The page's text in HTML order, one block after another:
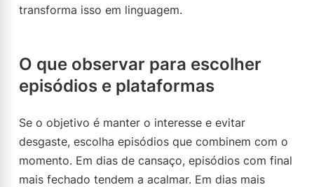
transforma isso em linguagem.
O que observar para escolher
episódios e plataformas
Se o objetivo é manter o interesse e evitar
desgaste, escolha episódios que combinem com o
momento. Em dias de cansaço, episódios com final
mais fechado tendem a acalmar. Em dias mais